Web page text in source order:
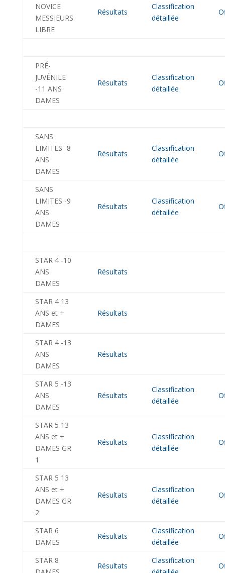
NOVICE
MESSIEURS
LIBRE
Résultats
Classification
détaillée
PRÉ-
JUVÉNILE
-11 ANS
DAMES
Résultats
Classification
détaillée
SANS
LIMITES -8
ANS
DAMES
Résultats
Classification
détaillée
SANS
LIMITES -9
ANS
DAMES
Résultats
Classification
détaillée
STAR 4 -10
ANS
DAMES
Résultats
STAR 4 13
ANS et +
DAMES
Résultats
STAR 4 -13
ANS
DAMES
Résultats
STAR 5 -13
ANS
DAMES
Résultats
Classification
détaillée
STAR 5 13
ANS et +
DAMES GR
1
Résultats
Classification
détaillée
STAR 5 13
ANS et +
DAMES GR
2
Résultats
Classification
détaillée
STAR 6
DAMES
Résultats
Classification
détaillée
STAR 8
Résultats
Classification